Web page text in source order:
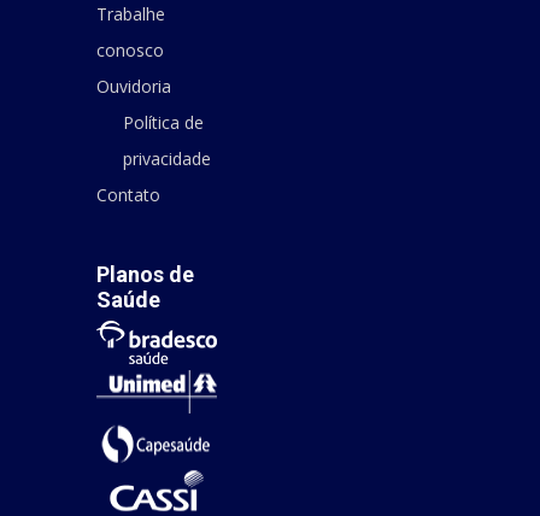
Trabalhe
conosco
Ouvidoria
Política de
privacidade
Contato
Planos de
Saúde